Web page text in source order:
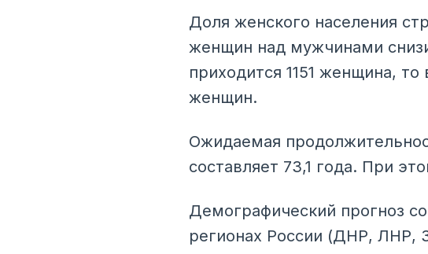
Доля женского населения
женщин над мужчинами
приходится 1151 женщина,
женщин.
Ожидаемая
составляет 73,1 года. При
Демографический прогноз
регионах России (ДНР, ЛНР,